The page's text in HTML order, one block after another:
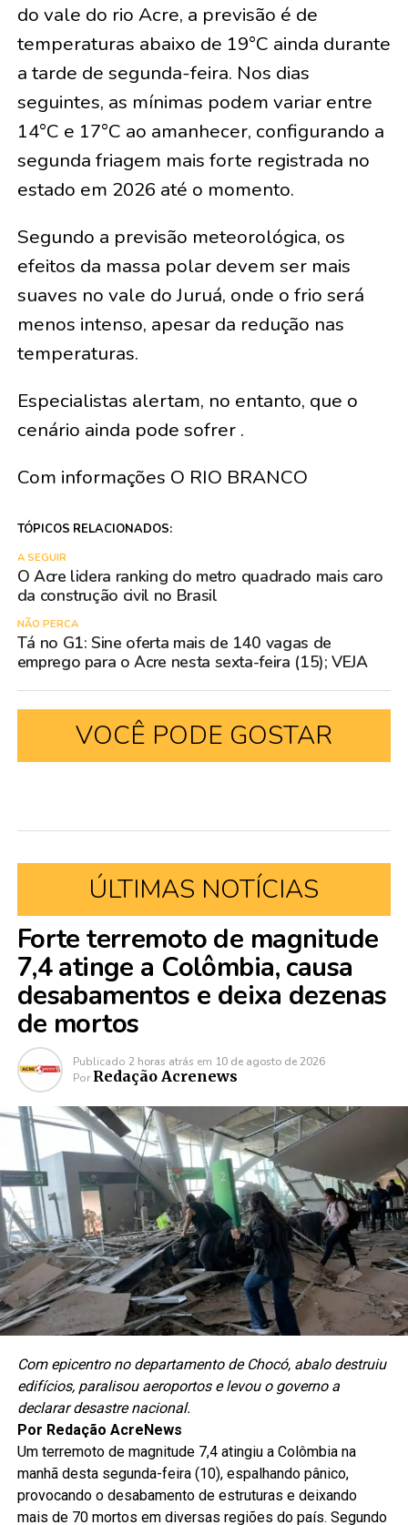
do vale do rio Acre, a previsão é de
temperaturas abaixo de 19°C ainda durante
a tarde de segunda-feira. Nos dias
seguintes, as mínimas podem variar entre
14°C e 17°C ao amanhecer, configurando a
segunda friagem mais forte registrada no
estado em 2026 até o momento.
Segundo a previsão meteorológica, os
efeitos da massa polar devem ser mais
suaves no vale do Juruá, onde o frio será
menos intenso, apesar da redução nas
temperaturas.
Especialistas alertam, no entanto, que o
cenário ainda pode sofrer .
Com informações O RIO BRANCO
TÓPICOS RELACIONADOS:
A SEGUIR
O Acre lidera ranking do metro quadrado mais caro
da construção civil no Brasil
NÃO PERCA
Tá no G1: Sine oferta mais de 140 vagas de
emprego para o Acre nesta sexta-feira (15); VEJA
VOCÊ PODE GOSTAR
ÚLTIMAS NOTÍCIAS
Forte terremoto de magnitude
7,4 atinge a Colômbia, causa
desabamentos e deixa dezenas
de mortos
Publicado 2 horas atrás em 10 de agosto de 2026
Por Redação Acrenews
Com epicentro no departamento de Chocó, abalo destruiu
edifícios, paralisou aeroportos e levou o governo a
declarar desastre nacional.
Por Redação AcreNews
Um terremoto de magnitude 7,4 atingiu a Colômbia na
manhã desta segunda-feira (10), espalhando pânico,
provocando o desabamento de estruturas e deixando
mais de 70 mortos em diversas regiões do país. Segundo